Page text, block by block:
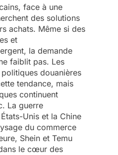
face à une
des solutions
achats. Même si des
et
la demande
faiblit pas. Les
douanières
tendance, mais
continuent
La guerre
Unis et la Chine
du commerce
Shein et Temu
le cœur des